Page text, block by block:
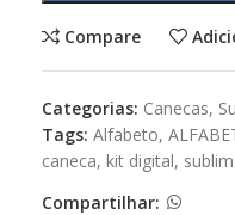
Compare
Categorias: Canecas,
Tags: Alfabeto,
caneca, kit digital,
Compartilhar: